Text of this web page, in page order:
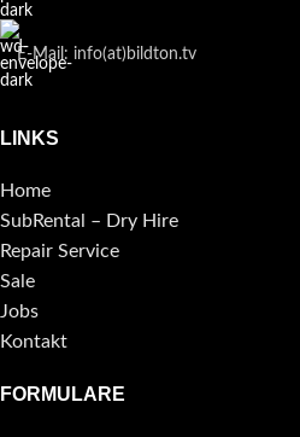
E-Mail: info(at)bildton.tv
LINKS
Home
SubRental – Dry Hire
Repair Service
Sale
Jobs
Kontakt
FORMULARE